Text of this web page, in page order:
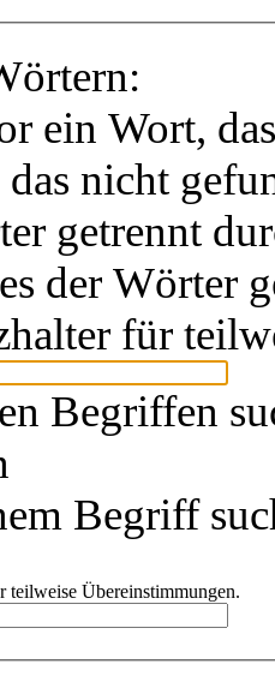
ein Wort,
nicht
getrennt
der Wörter
für
Begriffen
Begriff
teilweise Übereinstimmungen.